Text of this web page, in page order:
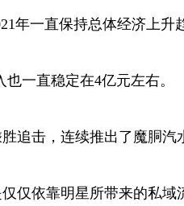
一直保持总体经济上升
一直稳定在4亿元左右。
击，连续推出了魔胴汽
依靠明星所带来的私域